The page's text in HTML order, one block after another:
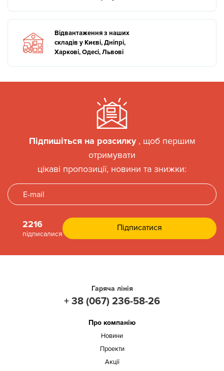
Відвантаження з наших
складів у Києві, Дніпрі,
Харкові, Одесі, Львові
Підпишіться на розсилку , щоб першим
отримувати
цікаві пропозиції, новини та знижки:
2216
підписалися
Гаряча лінія
+ 38 (067) 236-58-26
Про компанію
Новини
Проекти
Акції